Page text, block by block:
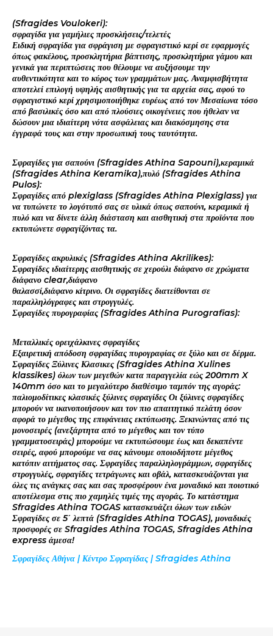
(Sfragides Voulokeri):
σφραγίδα για γαμήλιες προσκλήσεις/τελετές
Ειδική σφραγίδα για σφράγιση με σφραγιστικό κερί σε εφαρμογές
όπως φακέλους, προσκλητήρια βάπτισης, προσκλητήρια γάμου και
γενικά για περιπτώσεις που θέλουμε να αυξήσουμε την
αυθεντικότητα και το κύρος των γραμμάτων μας. Αναμφισβήτητα
αποτελεί επιλογή υψηλής αισθητικής για τα αρχεία σας, αφού το
σφραγιστικό κερί χρησιμοποιήθηκε ευρέως από τον Μεσαίωνα τόσο
από βασιλικές όσο και από πλούσιες οικογένειες που ήθελαν να
δώσουν μια ιδιαίτερη νότα ασφάλειας και διακόσμησης στα
έγγραφά τους και στην προσωπική τους ταυτότητα.
Σφραγίδες για σαπούνι (Sfragides Athina Sapouni),κεραμικά
(Sfragides Athina Keramika),πυλό (Sfragides Athina
Pulos):
Σφραγίδες από plexiglass (Sfragides Athina Plexiglass) για
να τυπώνετε το λογότυπό σας σε υλικά όπως σαπούνι, κεραμικά ή
πυλό και να δίνετε άλλη διάσταση και αισθητική στα προϊόντα που
εκτυπώνετε σφραγίζόντας τα.
Σφραγίδες ακρυλικές (Sfragides Athina Akrilikes):
Σφραγίδες ιδιαίτερης αισθητικής σε χερούλι διάφανο σε χρώματα
διάφανο clear,διάφανο
θαλασσί,διάφανο κίτρινο. Οι σφραγίδες διατείθονται σε
παραλληλόγραφες και στρογγυλές.
Σφραγίδες πυρογραφίας (Sfragides Athina Purografias):
Μεταλλικές ορειχάλκινες σφραγίδες
Εξαιρετική απόδοση σφραγίδας πυρογραφίας σε ξύλο και σε δέρμα.
Σφραγίδες Ξύλινες Κλασικες (Sfragides Athina Xulines
klassikes) όλων των μεγεθών κατα παραγγελία εώς 200mm X
140mm όσο και το μεγαλύτερο διαθέσιμο ταμπόν της αγοράς:
παλιομοδίτικες κλασικές ξύλινες σφραγίδες Οι ξύλινες σφραγίδες
μπορούν να ικανοποιήσουν και τον πιο απαιτητικό πελάτη όσον
αφορά το μέγεθος της επιφάνειας εκτύπωσης. Ξεκινώντας από τις
μονοσειρές (ανεξάρτητα από το μέγεθος και τον τύπο
γραμματοσειράς) μπορούμε να εκτυπώσουμε έως και δεκαπέντε
σειρές, αφού μπορούμε να σας κάνουμε οποιοδήποτε μέγεθος
κατόπιν αιτήματος σας. Σφραγίδες παραλληλογράμμων, σφραγίδες
στρογγυλές, σφραγίδες τετράγωνες και οβάλ, κατασκευάζονται για
όλες τις ανάγκες σας και σας προσφέρουν ένα μοναδικό και ποιοτικό
αποτέλεσμα στις πιο χαμηλές τιμές της αγοράς. Το κατάστημα
Sfragides Athina TOGAS κατασκευάζει όλων των ειδών
Σφραγίδες σε 5΄ λεπτά (Sfragides Athina TOGAS), μοναδικές
προσφορές σε Sfragides Athina TOGAS, Sfragides Athina
express άμεσα!
Σφραγίδες Αθήνα | Κέντρο Σφραγίδας | Sfragides Athina